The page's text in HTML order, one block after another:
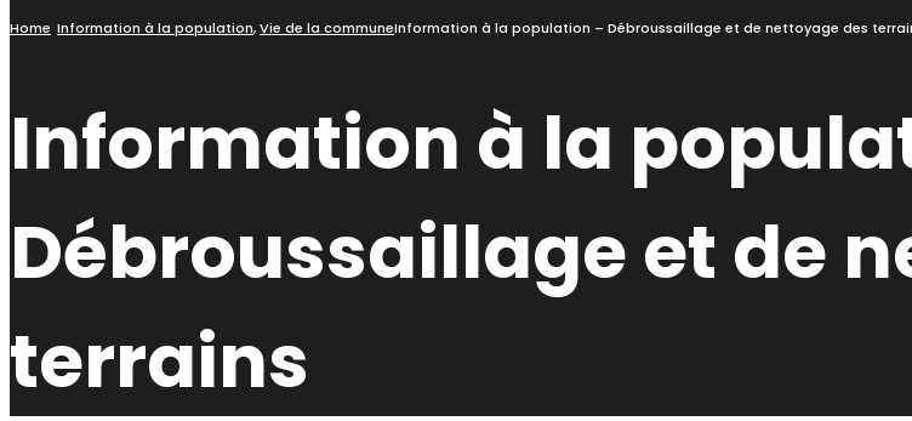
Home Information à la population,Vie de la communeInformation à la population – Débroussaillage et de nettoyage des
Information à la
Débroussaillage et de
terrains